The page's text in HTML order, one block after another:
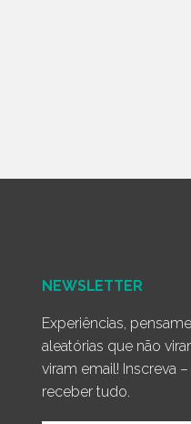
NEWSLETTER
Experiências,
aleatórias que não
viram email! Inscreva
receber tudo.